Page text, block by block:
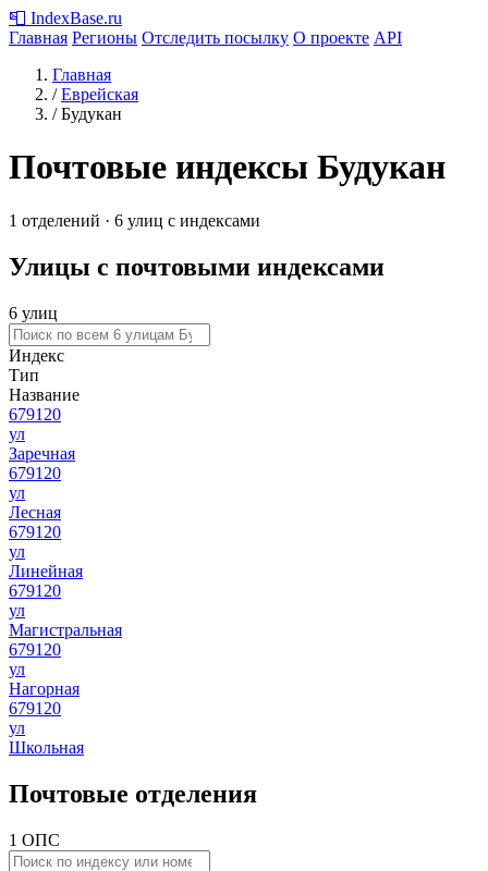
📮 IndexBase.ru
Главная Регионы Отследить посылку О проекте API
Главная
/ Еврейская
/ Будукан
Почтовые индексы Будукан
1 отделений · 6 улиц с индексами
Улицы с почтовыми индексами
6 улиц
Индекс
Тип
Название
679120
ул
Заречная
679120
ул
Лесная
679120
ул
Линейная
679120
ул
Магистральная
679120
ул
Нагорная
679120
ул
Школьная
Почтовые отделения
1 ОПС